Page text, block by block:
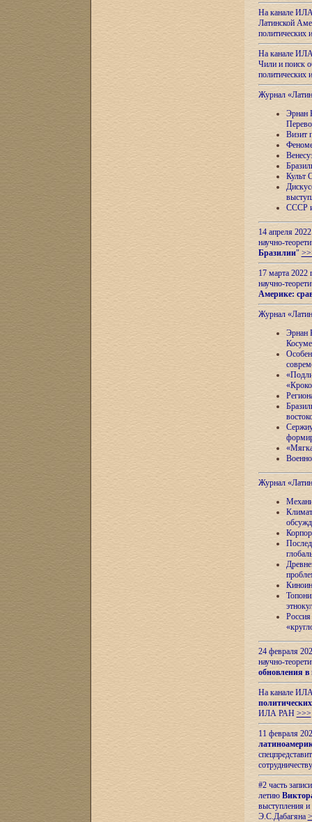
На канале
Латинской
На канале
Чили и поиск
Журнал
Эрнан
Визит
Культ
СССР и
14 апреля
научно-
Бразилии"
17 марта 2022
научно-
Америке:
Журнал
Эрнан
Журнал
24 февраля
научно-
обновления в
На канале
ИЛА РАН >>>
11 февраля
#2 часть
летию
выступления
Э.С.Дабагяна